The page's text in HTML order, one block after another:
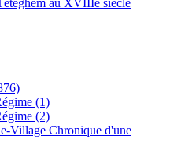
au XVIIIe siècle
(1)
(2)
Village Chronique d'une